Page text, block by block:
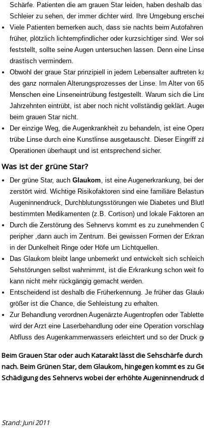
Schärfe. Patienten die am grauen Star leiden, haben deshalb
Schleier zu sehen, der immer dichter wird. Ihre Umgebung
Viele Patienten bemerken auch, dass sie nachts beim
früher, plötzlich lichtempfindlicher oder kurzsichtiger sind. Wer
feststellt, sollte seine Augen untersuchen lassen. Denn eine
drastisch vermindern.
Obwohl der graue Star prinzipiell in jedem Lebensalter auftreten
des ganz normalen Alterungsprozesses der Linse. Im Alter von
Menschen eine Linseneintrübung festgestellt. Warum sich die
Jahrzehnten eintrübt, ist aber noch nicht vollständig geklärt.
beim grauen Star nicht.
Der einzige Weg, die Augenkrankheit zu behandeln, ist eine
trübe Linse durch eine Kunstlinse ausgetauscht. Dieser Eingriff
Operationen überhaupt und ist entsprechend sicher.
Was ist der grüne Star?
Der grüne Star, auchGlaukom , ist eine Augenerkrankung, bei
zerstört wird. Wichtige Risikofaktoren sind eine familiäre
Augeninnendruck, Durchblutungsstörungen wie Diabetes und
bestimmten Medikamenten (z.B. Cortison) und lokale Faktoren
Durch die Zerstörung des Sehnervs kommt es zu zunehmenden
peripher ,dann auch im Zentrum. Bei gewissen Formen der
in der Dunkelheit Ringe oder Höfe um Lichtquellen.
Das Glaukom bleibt lange unbemerkt und entwickelt sich
Sehstörungen selbst wahrnimmt, ist die Erkrankung schon weit
kann nicht mehr rückgängig gemacht werden.
Entscheidend ist deshalb die Früherkennung. Je früher das
größer ist die Chance, die Sehleistung zu erhalten.
Zur Behandlung verordnen Augenärzte Augentropfen oder
wird der Arzt eine Laserbehandlung oder eine Operation
Abfluss des Augenkammerwassers erleichtert und so der Druck
Beim Grauen Star oder auch Katarakt lässt die Sehschärfe
nach. Beim Grünen Star, dem Glaukom, hingegen kommt es zu
Schädigung des Sehnervs wobei der erhöhte Augeninnendruck
Stand: Juni 2011